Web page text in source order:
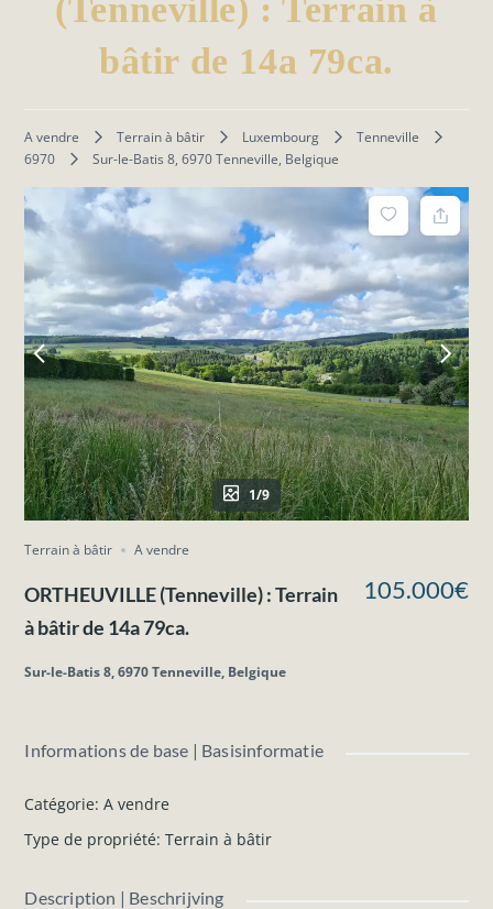
(Tenneville) : Terrain à
bâtir de 14a 79ca.
A vendre Terrain à bâtir Luxembourg
Tenneville
6970
Sur-le-Batis 8, 6970 Tenneville, Belgique
1/9
Terrain à bâtir A vendre
ORTHEUVILLE (Tenneville) : Terrain
à bâtir de 14a 79ca.
Sur-le-Batis 8, 6970 Tenneville, Belgique
105.000€
Informations de base | Basisinformatie
Catégorie: A vendre
Type de propriété: Terrain à bâtir
Description | Beschrijving